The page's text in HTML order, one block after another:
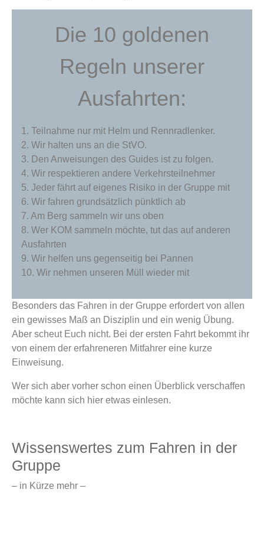
Die 10 goldenen
Regeln unserer
Ausfahrten:
1. Teilnahme nur mit Helm und Rennradlenker.
2. Wir halten uns an die StVO.
3. Den Anweisungen des Guides ist zu folgen.
4. Wir respektieren andere Verkehrsteilnehmer
5. Jeder fährt auf eigenes Risiko in der Gruppe mit
6. Wir fahren grundsätzlich pünktlich ab
7. Am Berg sammeln wir uns oben
8. Wer KOM sammeln möchte, tut das auf anderen
Ausfahrten
9. Wir helfen uns gegenseitig bei Pannen
10. Wir nehmen unseren Müll wieder mit
Besonders das Fahren in der Gruppe erfordert von allen
ein gewisses Maß an Disziplin und ein wenig Übung.
Aber scheut Euch nicht. Bei der ersten Fahrt bekommt ihr
von einem der erfahreneren Mitfahrer eine kurze
Einweisung.
Wer sich aber vorher schon einen Überblick verschaffen
möchte kann sich hier etwas einlesen.
Wissenswertes zum Fahren in der
Gruppe
– in Kürze mehr –